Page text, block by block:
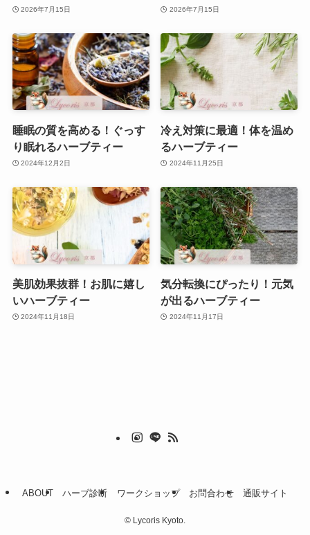
2026年7月15日 2026年7月15日
睡眠の質を高める！ぐっす
り眠れるハーブティー
2024年12月2日
冷え対策に最適！体を温め
るハーブティー
2024年11月25日
美肌効果抜群！お肌に嬉し
いハーブティー
2024年11月18日
気分転換にぴったり！元気
が出るハーブティー
2024年11月17日
ABOUT ハーブ診断 ワークショップ お問合わせ 通販サイト
© Lycoris Kyoto.